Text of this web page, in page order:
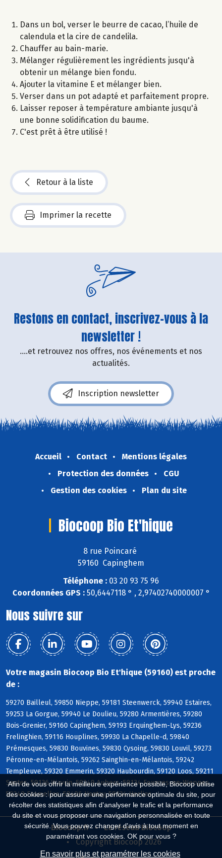
Afin de vous offrir la meilleure expérience possible, Biocoop utilise
des cookies : pour assurer une performance optimale du site, pour
récolter des statistiques afin d'analyser le trafic et la performance
du site et vous proposer une navigation personnalisée en toute
sécurité. Vous pouvez changer d'avis à tout moment en
paramétrant vos cookies. OK pour vous ?
En savoir plus et paramétrer les cookies
Dans un bol, verser le beurre de cacao, l’huile de
calendula et la cire de candelila.
Chauffer au bain-marie.
Mélanger régulièrement les ingrédients jusqu'à
obtenir un mélange bien fondu.
Ajouter la vitamine E et mélanger bien.
Verser dans un pot adapté et parfaitement propre.
Laisser reposer à température ambiante jusqu'à
une bonne solidification du baume.
C'est prêt à être utilisé !
Retour à la liste
Imprimer la recette
Restons en contact, inscrivez-vous à la
newsletter !
....et retrouvez nos offres, nos événements et nos
actualités.
Inscription newsletter
Accueil Contact
Mentions légales
Protection des données
CGU
Gestion des cookies
Plan du site
Biocoop Bio Et'hique
8 rue Poincaré
59160 Capinghem
Téléphone : 03 20 93 75 96
Coordonnées GPS :50,6447118 ° , 2,97402740000007 °
Nous suivre sur
Votre magasin Biocoop Bio Et'hique (59160) est proche
de :
59270 Bailleul, 59850 Nieppe, 59181 Steenwerck, 59940 Estaires,
59253 La Gorgue, 59940 Le Doulieu, 59280 Armentières, 59280
Bois-Grenier, 59160 Capinghem, 59193 Erquinghem-Lys, 59236
Frelinghien, 59116 Houplines, 59930 La Chapelle-d, 59840
Prémesques, 59830 Bouvines, 59830 Cysoing, 59830 Louvil, 59273
Péronne-en-Mélantois, 59262 Sainghin-en-Mélantois, 59242
Templeuve, 59320 Emmerin, 59320 Haubourdin, 59120 Loos, 59211
Santes, 59136 Wavrin, 59249 Aubers, 59134 Fournes-en-Weppes,
59249 Fromelles, 59496 Hantay, 59134 Herlies
Biocoop.fr
Le réseau Biocoop
Copyright Biocoop 2026